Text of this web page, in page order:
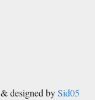
& designed bySid05